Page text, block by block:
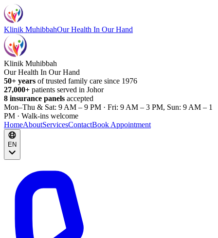
Klinik MuhibbahOur Health In Our Hand
Klinik Muhibbah
Our Health In Our Hand
50+ years of trusted family care since 1976
27,000+ patients served in Johor
8 insurance panels accepted
Mon–Thu & Sat: 9 AM – 9 PM · Fri: 9 AM – 3 PM, Sun: 9 AM – 1
PM · Walk-ins welcome
HomeAboutServicesContactBook Appointment
EN